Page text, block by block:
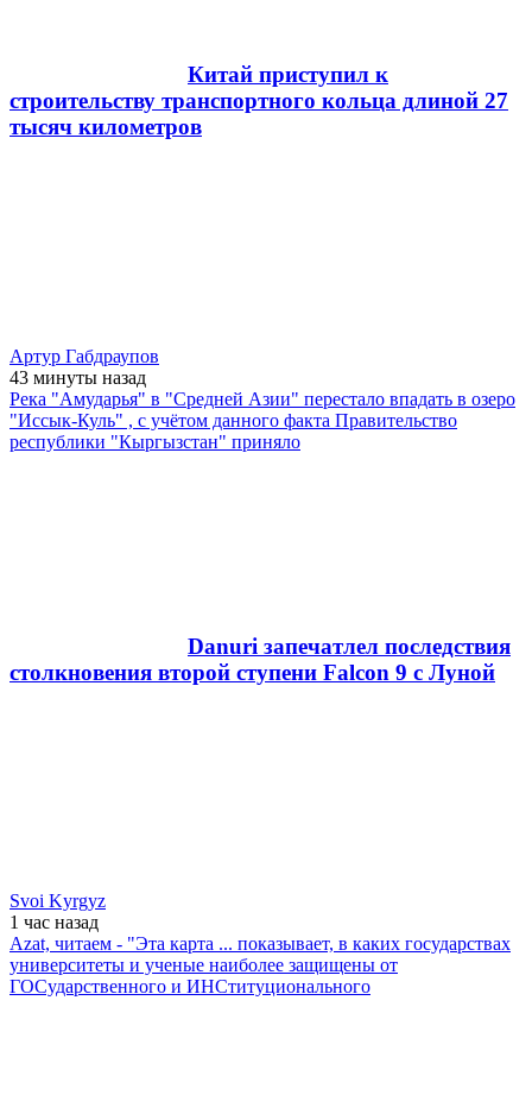
Китай приступил к
строительству транспортного кольца длиной 27
тысяч километров
Артур Габдраупов
43 минуты назад
Река "Амударья" в "Средней Азии" перестало впадать в озеро
"Иссык-Куль" , с учётом данного факта Правительство
республики "Кыргызстан" приняло
Danuri запечатлел последствия
столкновения второй ступени Falcon 9 с Луной
Svoi Kyrgyz
1 час назад
Azat, читаем - "Эта карта ... показывает, в каких государствах
университеты и ученые наиболее защищены от
ГОСударственного и ИНСтитуционального